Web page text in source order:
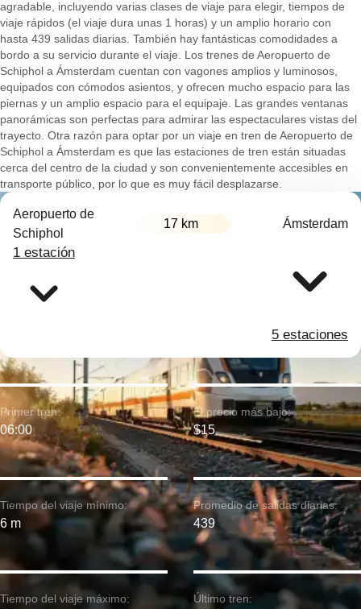
agradable, incluyendo varias clases de viaje para elegir, tiempos de
viaje rápidos (el viaje dura unas 1 horas) y un amplio horario con
hasta 439 salidas diarias. También hay fantásticas comodidades a
bordo a su servicio durante el viaje. Los trenes de Aeropuerto de
Schiphol a Ámsterdam cuentan con vagones amplios y luminosos,
equipados con cómodos asientos, y ofrecen mucho espacio para las
piernas y un amplio espacio para el equipaje. Las grandes ventanas
panorámicas son perfectas para admirar las espectaculares vistas del
trayecto. Otra razón para optar por un viaje en tren de Aeropuerto de
Schiphol a Ámsterdam es que las estaciones de tren están situadas
cerca del centro de la ciudad y son convenientemente accesibles en
transporte público, por lo que es muy fácil desplazarse.
Aeropuerto de
Schiphol
17 km Ámsterdam
1 estación
5 estaciones
Tiempo del viaje mínimo:
6 m
Primer tren:
06:00
Tiempo del viaje máximo:
El precio más bajo:
$15
Promedio de salidas diarias:
439
Último tren: